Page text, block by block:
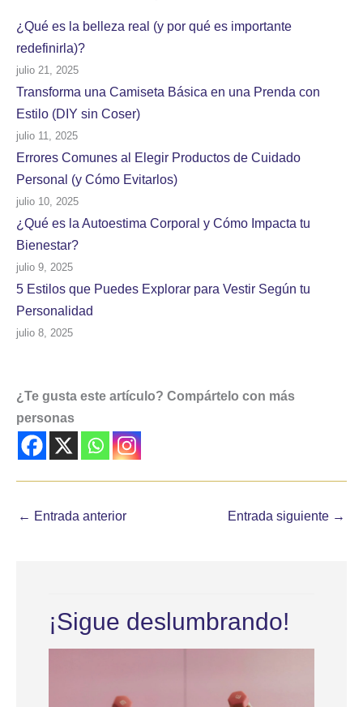
¿Qué es la belleza real (y por qué es importante
redefinirla)?
julio 21, 2025
Transforma una Camiseta Básica en una Prenda con
Estilo (DIY sin Coser)
julio 11, 2025
Errores Comunes al Elegir Productos de Cuidado
Personal (y Cómo Evitarlos)
julio 10, 2025
¿Qué es la Autoestima Corporal y Cómo Impacta tu
Bienestar?
julio 9, 2025
5 Estilos que Puedes Explorar para Vestir Según tu
Personalidad
julio 8, 2025
¿Te gusta este artículo? Compártelo con más
personas
← Entrada anterior Entrada siguiente →
¡Sigue deslumbrando!